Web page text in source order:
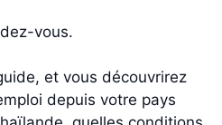
vous.
et vous découvrirez
depuis votre pays